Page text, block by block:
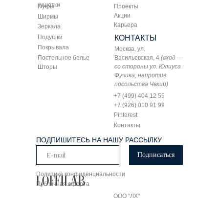
кушетки
Пуфы
Ширмы
ПОДПИШИТЕСЬ НА НАШУ РАССЫЛКУ
Подписаться
Политика конфиденциальности
Публичная оферта
ООО "ЛХ"
Зеркала
Подушки КОНТАКТЫ
Покрывала
Москва, ул.
Васильевская, 4 (вход —
со стороны ул. Юлиуса
Фучика, напротив
посольства Чехии)
Постельное белье
+7 (499) 404 12 55
Шторы
+7 (926) 010 91 99
Pinterest
Проекты
Акции
Контакты
Карьера